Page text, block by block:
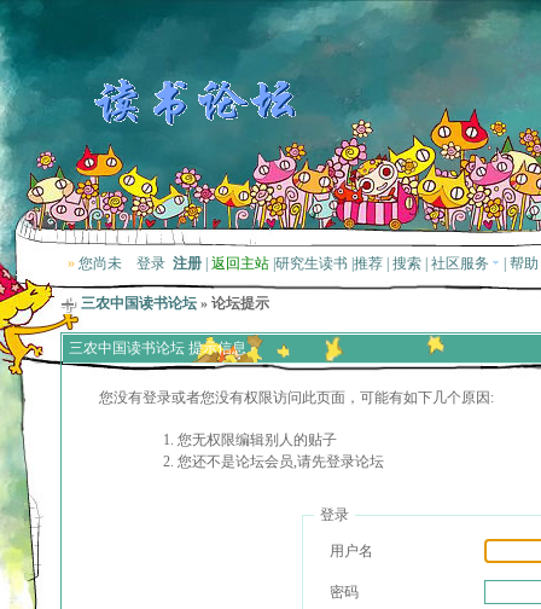
» 您尚未 登录 注册 返回主站 研究生读书 推荐 搜索 社区服务 帮助
三农中国读书论坛 » 论坛提示
三农中国读书论坛 提示信息
您没有登录或者您没有权限访问此页面，可能有如下几个原因:
您无权限编辑别人的贴子
您还不是论坛会员,请先登录论坛
登录
用户名
密码